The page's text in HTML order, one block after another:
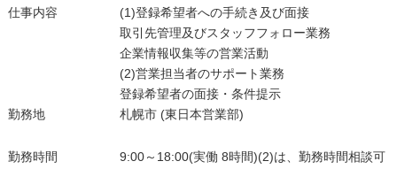
仕事内容 (1)登録希望者への手続き及び面接
取引先管理及びスタッフフォロー業務
企業情報収集等の営業活動
(2)営業担当者のサポート業務
登録希望者の面接・条件提示
勤務地 札幌市 (東日本営業部)
勤務時間 9:00～18:00(実働 8時間)(2)は、勤務時間相談可